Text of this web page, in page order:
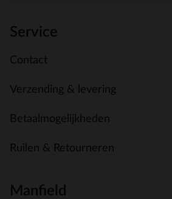
Service
Contact
Verzending & levering
Betaalmogelijkheden
Ruilen & Retourneren
Manfield